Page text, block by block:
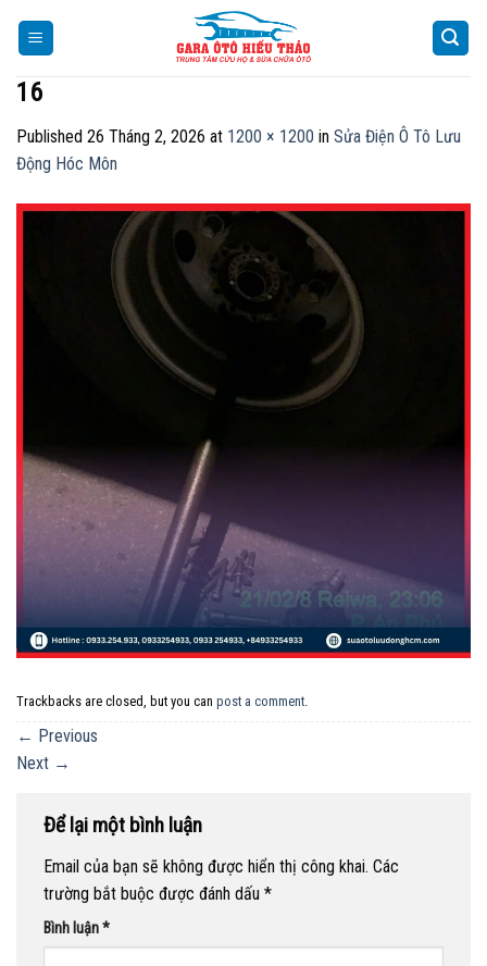
16
Published 26 Tháng 2, 2026 at 1200 × 1200 in Sửa Điện Ô Tô Lưu
Động Hóc Môn
Trackbacks are closed, but you can post a comment.
← Previous
Next →
Để lại một bình luận
Email của bạn sẽ không được hiển thị công khai. Các
trường bắt buộc được đánh dấu *
Bình luận*